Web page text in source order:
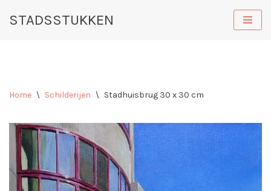
STADSSTUKKEN
Home \ Schilderijen \ Stadhuisbrug 30 x 30 cm